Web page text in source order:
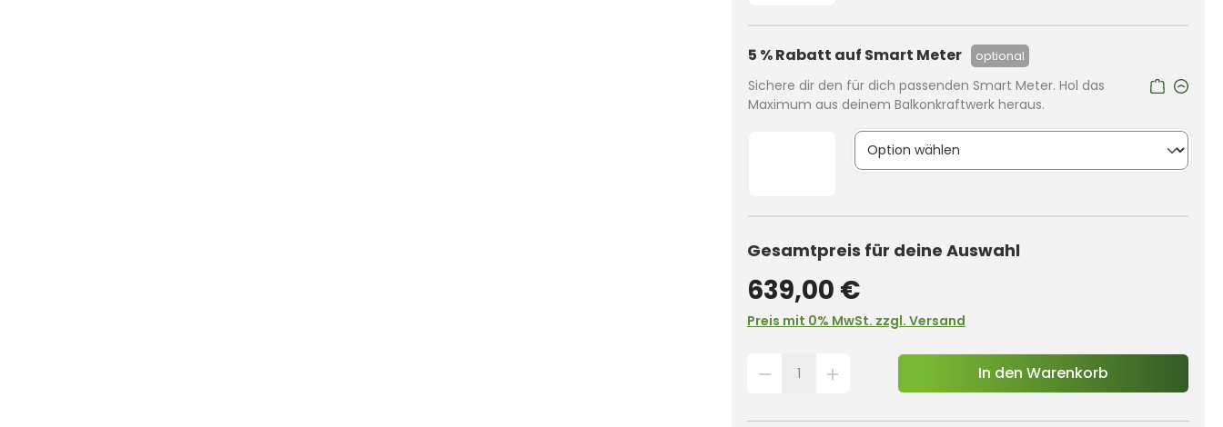
5 % Rabatt auf Smart Meter optional
Sichere dir den für dich passenden Smart Meter. Hol das
Maximum aus deinem Balkonkraftwerk heraus.
Gesamtpreis für deine Auswahl
639,00 €
Preis mit 0% MwSt. zzgl. Versand
In den Warenkorb